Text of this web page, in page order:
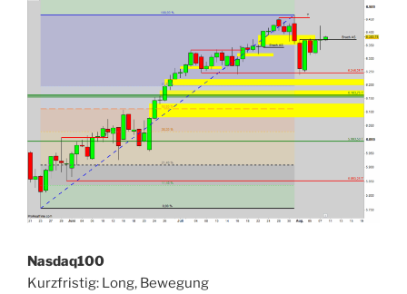
Nasdaq100
Kurzfristig: Long, Bewegung